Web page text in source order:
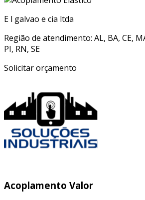
E l galvao e cia ltda
Região de atendimento: AL, BA, CE,
PI, RN, SE
Solicitar orçamento
Acoplamento Valor